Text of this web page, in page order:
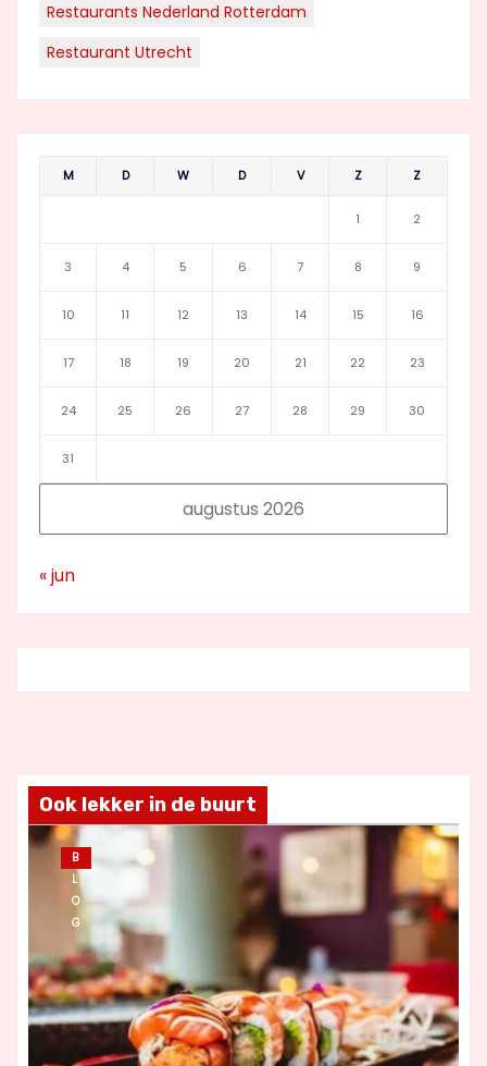
Restaurants Nederland Rotterdam
Restaurant Utrecht
augustus 2026
M D W D V Z Z
1 2
3 4 5 6 7 8 9
10 11 12 13 14 15 16
17 18 19 20 21 22 23
24 25 26 27 28 29 30
31
« jun
Ook lekker in de buurt
B
L
O
G